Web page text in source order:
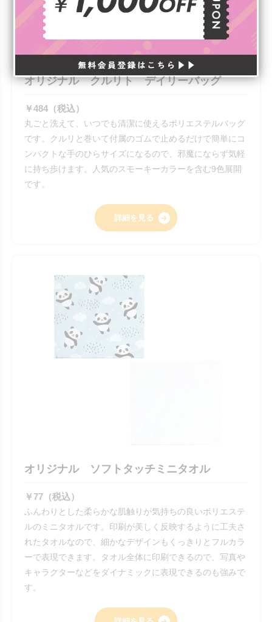
オリジナル クルリト デイリーバッグ
￥484（税込）
丸ごと洗えて、いつでも清潔に使えるポリエステルバッグ
です。クルリと巻いて付属のゴムで止めるだけで簡単にコ
ンパクトな手のひらサイズになるので、邪魔にならず気軽
に持ち歩けます。人気のスモーキーカラーを含む9色展開
です。
詳細を見る
オリジナル ソフトタッチミニタオル
￥77（税込）
ふんわりとした柔らかな肌触りが気持ちの良いポリエステ
ルのミニタオルです。印刷が美しく反映するように工夫さ
れたタオルなので、細かなデザインもくっきりとフルカラ
ーで表現できます。タオル全体に印刷できるので、写真や
キャラクターなどをダイナミックに表現できるのも強みで
す。